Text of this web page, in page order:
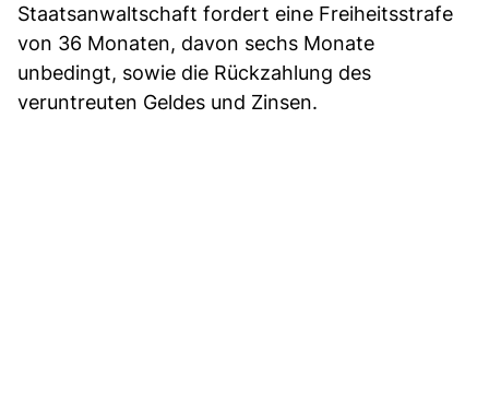
Staatsanwaltschaft fordert eine Freiheitsstrafe
von 36 Monaten, davon sechs Monate
unbedingt, sowie die Rückzahlung des
veruntreuten Geldes und Zinsen.